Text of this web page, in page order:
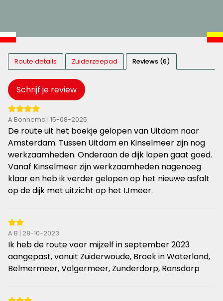
Route details Zuiderzeepad Reviews (6)
Schrijf je review
4
van
de
5
sterren
A Bonnema | 15-08-2025
De route uit het boekje gelopen van Uitdam naar
Amsterdam. Tussen Uitdam en Kinselmeer zijn nog
werkzaamheden. Onderaan de dijk lopen gaat goed.
Vanaf Kinselmeer zijn werkzaamheden nagenoeg
klaar en heb ik verder gelopen op het nieuwe asfalt
op de dijk met uitzicht op het IJmeer.
2
van
de
5
A B | 28-10-2023
Ik heb de route voor mijzelf in september 2023
aangepast, vanuit Zuiderwoude, Broek in Waterland,
Belmermeer, Volgermeer, Zunderdorp, Ransdorp